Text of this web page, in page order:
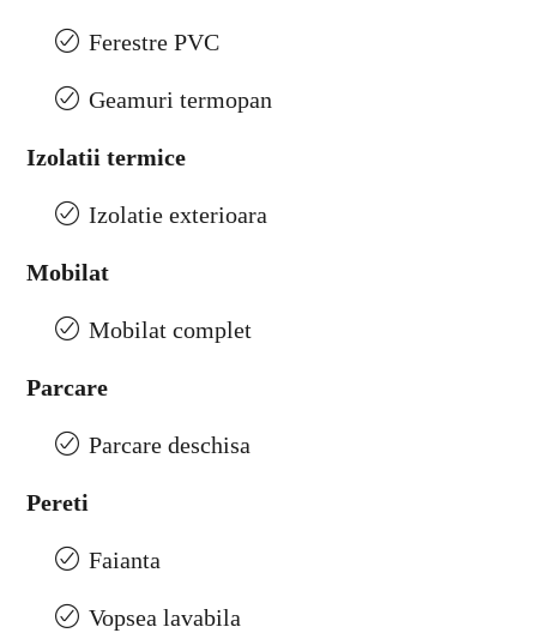
Ferestre PVC
Geamuri termopan
Izolatii termice
Izolatie exterioara
Mobilat
Mobilat complet
Parcare
Parcare deschisa
Pereti
Faianta
Vopsea lavabila